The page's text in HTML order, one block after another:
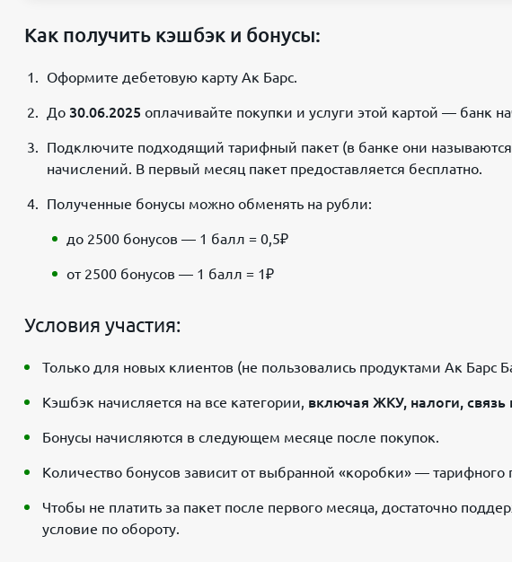
Как получить кэшбэк и бонусы:
Оформите дебетовую карту Ак Барс.
До 30.06.2025 оплачивайте покупки и услуги этой картой — банк
Подключите подходящий тарифный пакет (в банке они
начислений. В первый месяц пакет предоставляется бесплатно.
Полученные бонусы можно обменять на рубли:
до 2500 бонусов — 1 балл = 0,5₽
от 2500 бонусов — 1 балл = 1₽
Условия участия:
Только для новых клиентов (не пользовались продуктами Ак Барс
Кэшбэк начисляется на все категории, включая ЖКУ, налоги, связь
Бонусы начисляются в следующем месяце после покупок.
Количество бонусов зависит от выбранной «коробки» — тарифного
Чтобы не платить за пакет после первого месяца, достаточно
условие по обороту.